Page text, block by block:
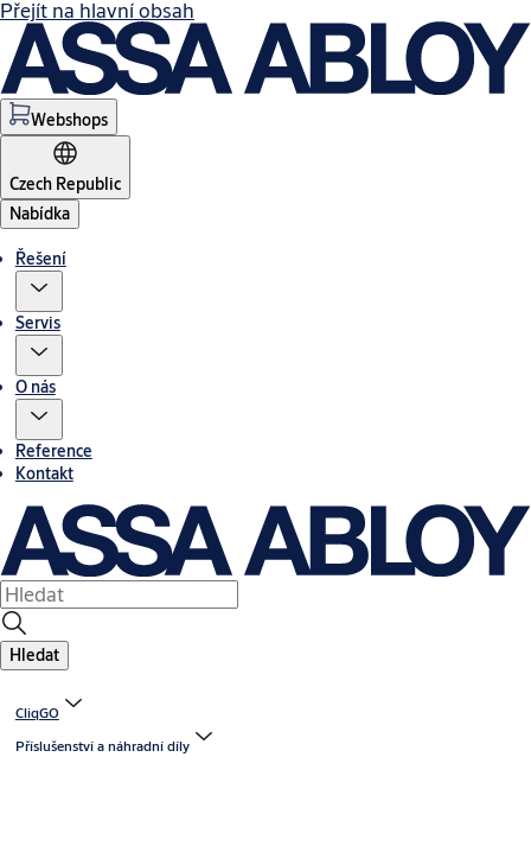
Přejít na hlavní obsah
Webshops
Czech Republic
Nabídka
Řešení
Servis
O nás
Reference
Kontakt
Hledat
CliqGO
Příslušenství a náhradní díly